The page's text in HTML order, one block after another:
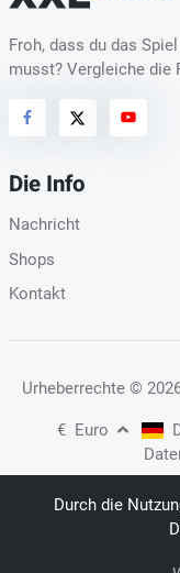
Froh, dass du das
musst? Vergleiche die
Die Info
Nachricht
Shops
Kontakt
Urheberrechte ©
€ Euro
Durch die